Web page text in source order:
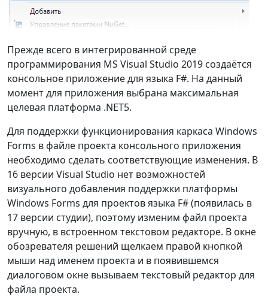
Прежде всего в интегрированной среде
программирования MS Visual Studio 2019 создаётся
консольное приложение для языка F#. На данный
момент для приложения выбрана максимальная
целевая платформа .NET5.
Для поддержки функционирования каркаса Windows
Forms в файле проекта консольного приложения
необходимо сделать соответствующие изменения. В
16 версии Visual Studio нет возможностей
визуального добавления поддержки платформы
Windows Forms для проектов языка F# (появилась в
17 версии студии), поэтому изменим файл проекта
вручную, в встроенном текстовом редакторе. В окне
обозревателя решений щелкаем правой кнопкой
мыши над именем проекта и в появившемся
диалоговом окне вызываем текстовый редактор для
файла проекта.